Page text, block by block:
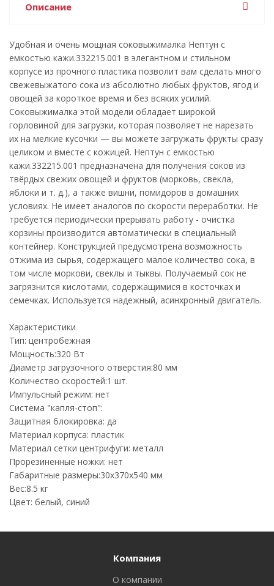
Описание
Удобная и очень мощная соковыжималка Нептун с
емкостью кажи.332215.001 в элегантном и стильном
корпусе из прочного пластика позволит вам сделать много
свежевыжатого сока из абсолютно любых фруктов, ягод и
овощей за короткое время и без всяких усилий.
Соковыжималка этой модели обладает широкой
горловиной для загрузки, которая позволяет не нарезать
их на мелкие кусочки — вы можете загружать фрукты сразу
целиком и вместе с кожицей. Нептун с емкостью
кажи.332215.001 предназначена для получения соков из
твёрдых свежих овощей и фруктов (морковь, свекла,
яблоки и т. д.), а также вишни, помидоров в домашних
условиях. Не имеет аналогов по скорости переработки. Не
требуется периодически прерывать работу - очистка
корзины производится автоматически в специальный
контейнер. Конструкцией предусмотрена возможность
отжима из сырья, содержащего малое количество сока, в
том числе моркови, свеклы и тыквы. Получаемый сок не
загрязнится кислотами, содержащимися в косточках и
семечках. Используется надежный, асинхронный двигатель.
Характеристики
Тип: центробежная
Мощность:320 Вт
Диаметр загрузочного отверстия:80 мм
Количество скоростей:1 шт.
Импульсный режим: нет
Система "капля-стоп":
Защитная блокировка: да
Материал корпуса: пластик
Материал сетки центрифуги: металл
Прорезиненные ножки: нет
Габаритные размеры:30х370х540 мм
Вес:8.5 кг
Цвет: белый, синий
Компания
О компании